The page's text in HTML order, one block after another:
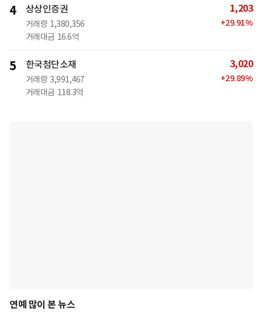
4 상상인증권
거래량 1,380,356
거래대금 16.6억
1,203
+29.91%
5 한국첨단소재
거래량 3,991,467
거래대금 118.3억
3,020
+29.89%
연예 많이 본 뉴스